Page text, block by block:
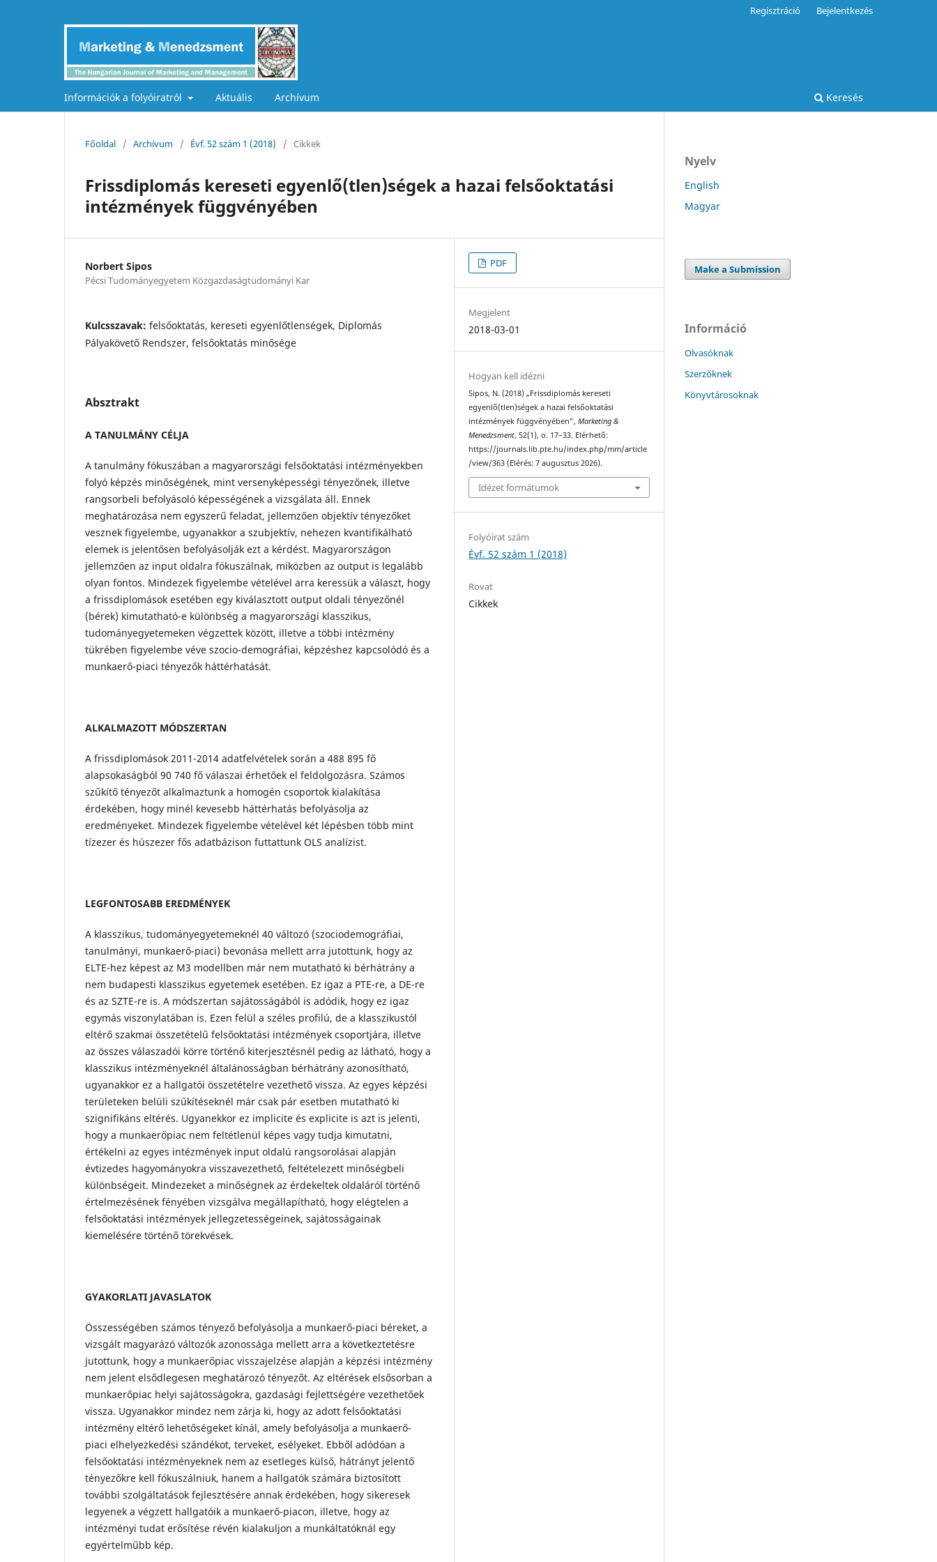
Információk a folyóiratról Aktuális Archívum Keresés
Regisztráció Bejelentkezés
Főoldal / Archívum / Évf. 52 szám 1 (2018) / Cikkek
Frissdiplomás kereseti egyenlő(tlen)ségek a hazai felsőoktatási
intézmények függvényében
Norbert Sipos
Pécsi Tudományegyetem Közgazdaságtudományi Kar
Kulcsszavak: felsőoktatás, kereseti egyenlőtlenségek, Diplomás
Pályakövető Rendszer, felsőoktatás minősége
Absztrakt
A TANULMÁNY CÉLJA
A tanulmány fókuszában a magyarországi felsőoktatási intézményekben
folyó képzés minőségének, mint versenyképességi tényezőnek, illetve
rangsorbeli befolyásoló képességének a vizsgálata áll. Ennek
meghatározása nem egyszerű feladat, jellemzően objektív tényezőket
vesznek figyelembe, ugyanakkor a szubjektív, nehezen kvantifikálható
elemek is jelentősen befolyásolják ezt a kérdést. Magyarországon
jellemzően az input oldalra fókuszálnak, miközben az output is legalább
olyan fontos. Mindezek figyelembe vételével arra keressük a választ, hogy
a frissdiplomások esetében egy kiválasztott output oldali tényezőnél
(bérek) kimutatható-e különbség a magyarországi klasszikus,
tudományegyetemeken végzettek között, illetve a többi intézmény
tükrében figyelembe véve szocio-demográfiai, képzéshez kapcsolódó és a
munkaerő-piaci tényezők háttérhatását.
ALKALMAZOTT MÓDSZERTAN
A frissdiplomások 2011-2014 adatfelvételek során a 488 895 fő
alapsokaságból 90 740 fő válaszai érhetőek el feldolgozásra. Számos
szűkítő tényezőt alkalmaztunk a homogén csoportok kialakítása
érdekében, hogy minél kevesebb háttérhatás befolyásolja az
eredményeket. Mindezek figyelembe vételével két lépésben több mint
tízezer és húszezer fős adatbázison futtattunk OLS analízist.
LEGFONTOSABB EREDMÉNYEK
A klasszikus, tudományegyetemeknél 40 változó (szociodemográfiai,
tanulmányi, munkaerő-piaci) bevonása mellett arra jutottunk, hogy az
ELTE-hez képest az M3 modellben már nem mutatható ki bérhátrány a
nem budapesti klasszikus egyetemek esetében. Ez igaz a PTE-re, a DE-re
és az SZTE-re is. A módszertan sajátosságából is adódik, hogy ez igaz
egymás viszonylatában is. Ezen felül a széles profilú, de a klasszikustól
eltérő szakmai összetételű felsőoktatási intézmények csoportjára, illetve
az összes válaszadói körre történő kiterjesztésnél pedig az látható, hogy a
klasszikus intézményeknél általánosságban bérhátrány azonosítható,
ugyanakkor ez a hallgatói összetételre vezethető vissza. Az egyes képzési
területeken belüli szűkítéseknél már csak pár esetben mutatható ki
szignifikáns eltérés. Ugyanekkor ez implicite és explicite is azt is jelenti,
hogy a munkaerőpiac nem feltétlenül képes vagy tudja kimutatni,
értékelni az egyes intézmények input oldalú rangsorolásai alapján
évtizedes hagyományokra visszavezethető, feltételezett minőségbeli
különbségeit. Mindezeket a minőségnek az érdekeltek oldaláról történő
értelmezésének fényében vizsgálva megállapítható, hogy elégtelen a
felsőoktatási intézmények jellegzetességeinek, sajátosságainak
kiemelésére történő törekvések.
GYAKORLATI JAVASLATOK
Összességében számos tényező befolyásolja a munkaerő-piaci béreket, a
vizsgált magyarázó változók azonossága mellett arra a következtetésre
jutottunk, hogy a munkaerőpiac visszajelzése alapján a képzési intézmény
nem jelent elsődlegesen meghatározó tényezőt. Az eltérések elsősorban a
munkaerőpiac helyi sajátosságokra, gazdasági fejlettségére vezethetőek
vissza. Ugyanakkor mindez nem zárja ki, hogy az adott felsőoktatási
intézmény eltérő lehetőségeket kínál, amely befolyásolja a munkaerő-
piaci elhelyezkedési szándékot, terveket, esélyeket. Ebből adódóan a
felsőoktatási intézményeknek nem az esetleges külső, hátrányt jelentő
tényezőkre kell fókuszálniuk, hanem a hallgatók számára biztosított
további szolgáltatások fejlesztésére annak érdekében, hogy sikeresek
legyenek a végzett hallgatóik a munkaerő-piacon, illetve, hogy az
intézményi tudat erősítése révén kialakuljon a munkáltatóknál egy
egyértelműbb kép.
PDF
Megjelent
2018-03-01
Hogyan kell idézni
Sipos, N. (2018) „Frissdiplomás kereseti
egyenlő(tlen)ségek a hazai felsőoktatási
intézmények függvényében”,Marketing &
Menedzsment, 52(1), o. 17–33. Elérhető:
https://journals.lib.pte.hu/index.php/mm/article
/view/363 (Elérés: 7 augusztus 2026).
Idézet formátumok
Folyóirat szám
Évf. 52 szám 1 (2018)
Rovat
Cikkek
Nyelv
English
Magyar
Make a Submission
Információ
Olvasóknak
Szerzőknek
Könyvtárosoknak